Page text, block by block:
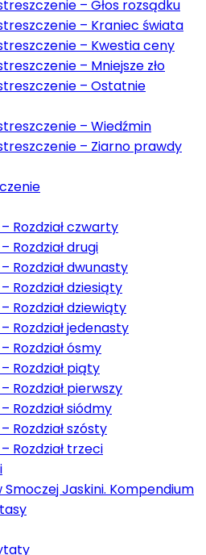
– Głos rozsądku
– Kraniec świata
– Kwestia ceny
– Mniejsze zło
– Ostatnie
– Wiedźmin
– Ziarno prawdy
Rozdział czwarty
Rozdział drugi
Rozdział dwunasty
Rozdział dziesiąty
Rozdział dziewiąty
Rozdział jedenasty
Rozdział ósmy
Rozdział piąty
Rozdział pierwszy
Rozdział siódmy
Rozdział szósty
Rozdział trzeci
Smoczej Jaskini. Kompendium